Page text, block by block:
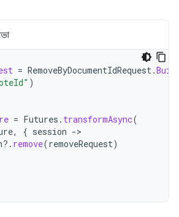
= RemoveByDocumentIdRequest.
)
= Futures . transformAsync(
, { session -
?. remove(removeRequest)